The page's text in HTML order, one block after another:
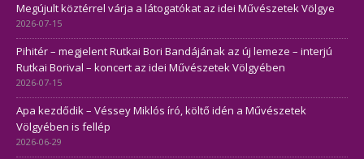
Megújult köztérrel várja a látogatókat az idei Művészetek Völgye
2026-07-15
Pihitér – megjelent Rutkai Bori Bandájának az új lemeze – interjú
Rutkai Borival – koncert az idei Művészetek Völgyében
2026-07-15
Apa kezdődik – Véssey Miklós író, költő idén a Művészetek
Völgyében is fellép
2026-06-29